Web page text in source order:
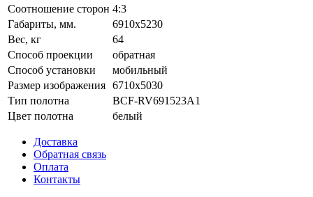
Соотношение сторон 4:3
Габариты, мм.
6910x5230
Вес, кг
64
Способ проекции
обратная
Способ установки
мобильный
Размер изображения 6710x5030
Тип полотна
BCF-RV691523A1
Цвет полотна
белый
Доставка
Обратная связь
Оплата
Контакты